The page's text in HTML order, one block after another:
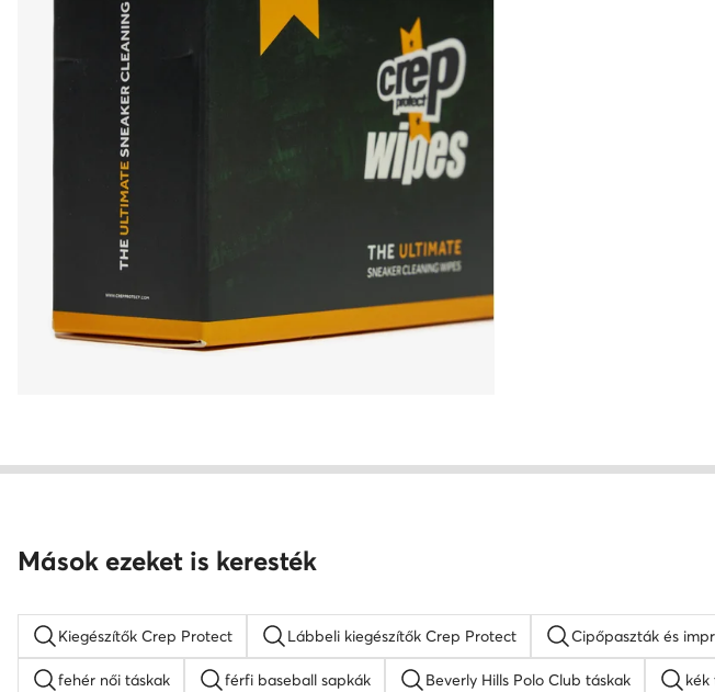
Mások ezeket is keresték
Kiegészítők Crep Protect Lábbeli kiegészítők Crep Protect Cipőpaszták és
fehér női táskak férfi baseball sapkák Beverly Hills Polo Club táskak kék